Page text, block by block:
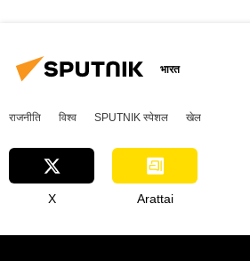
भारत
राजनीति विश्व SPUTNIK स्पेशल खेल
X Arattai